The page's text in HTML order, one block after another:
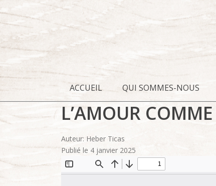
ACCUEIL QUI SOMMES-NOUS
L’AMOUR
Auteur: Heber Ticas
Publié le 4 janvier 2025